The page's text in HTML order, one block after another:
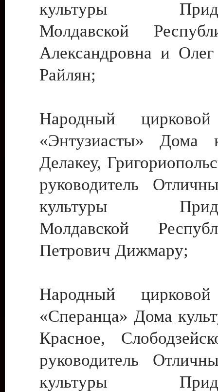
культуры
Молдавской
Александровна и
Райлян;
Народный цирковой
«Энтузиасты» Дома
Делакеу,
руководитель
культуры
Молдавской
Петрович Дижмару;
Народный цирковой
«Сперанца» Дома
Красное,
руководитель
культуры